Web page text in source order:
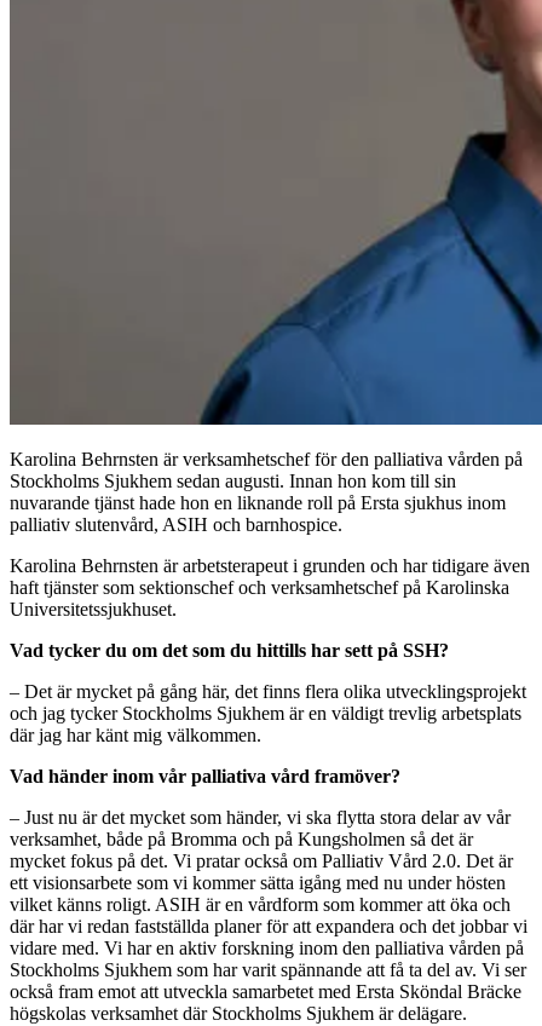
Karolina Behrnsten är verksamhetschef för den palliativa vården på
Stockholms Sjukhem sedan augusti. Innan hon kom till sin
nuvarande tjänst hade hon en liknande roll på Ersta sjukhus inom
palliativ slutenvård, ASIH och barnhospice.
Karolina Behrnsten är arbetsterapeut i grunden och har tidigare även
haft tjänster som sektionschef och verksamhetschef på Karolinska
Universitetssjukhuset.
Vad tycker du om det som du hittills har sett på SSH?
– Det är mycket på gång här, det finns flera olika utvecklingsprojekt
och jag tycker Stockholms Sjukhem är en väldigt trevlig arbetsplats
där jag har känt mig välkommen.
Vad händer inom vår palliativa vård framöver?
– Just nu är det mycket som händer, vi ska flytta stora delar av vår
verksamhet, både på Bromma och på Kungsholmen så det är
mycket fokus på det. Vi pratar också om Palliativ Vård 2.0. Det är
ett visionsarbete som vi kommer sätta igång med nu under hösten
vilket känns roligt. ASIH är en vårdform som kommer att öka och
där har vi redan fastställda planer för att expandera och det jobbar vi
vidare med. Vi har en aktiv forskning inom den palliativa vården på
Stockholms Sjukhem som har varit spännande att få ta del av. Vi ser
också fram emot att utveckla samarbetet med Ersta Sköndal Bräcke
högskolas verksamhet där Stockholms Sjukhem är delägare.